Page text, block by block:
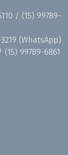
/ (15) 99789-
(WhatsApp)
(15) 99789-6861